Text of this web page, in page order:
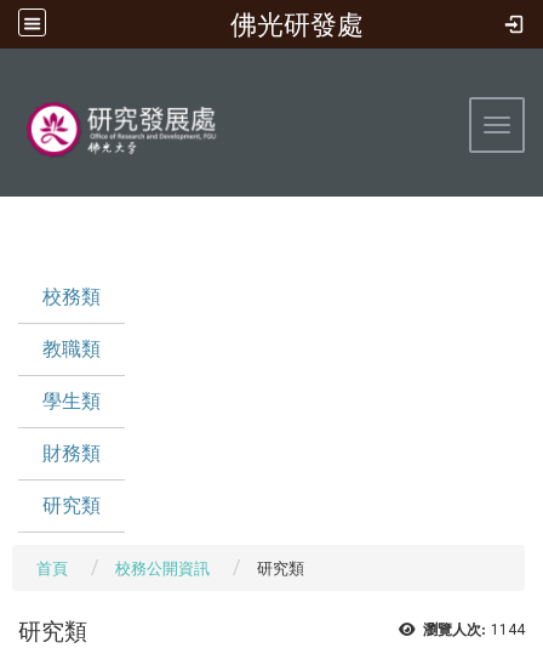
佛光研發處
校務類
教職類
學生類
財務類
研究類
首頁 校務公開資訊 研究類
瀏覽人次: 1144
研究類